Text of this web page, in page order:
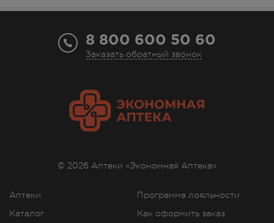
8 800 600 50 60
Заказать обратный звонок
Аптеки
Каталог
Программа лояльности
Как оформить заказ
© 2026 Аптеки «Экономная Аптека»